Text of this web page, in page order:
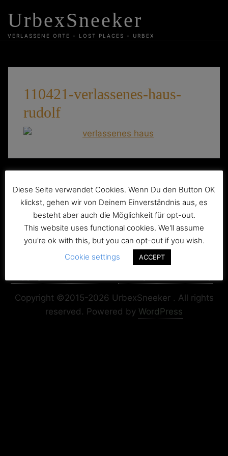
content
UrbexSneeker
VERLASSENE ORTE - LOST PLACES - URBEX
110421-verlassenes-haus-
rudolf
Beitragsnavigation
Das verlassene Haus „Rudolf“
Copyright ©2015-2026 UrbexSneeker . All rights
reserved. Powered by WordPress
Diese Seite verwendet Cookies. Wenn Du den Button OK
klickst, gehen wir von Deinem Einverständnis aus, es
besteht aber auch die Möglichkeit für opt-out.
This website uses functional cookies. We'll assume
you're ok with this, but you can opt-out if you wish.
Cookie settings
ACCEPT